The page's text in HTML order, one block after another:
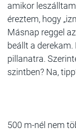
amikor
éreztem, hogy
Másnap reggel
beállt a
pillanatra.
szintben? Na,
500 m-nél nem